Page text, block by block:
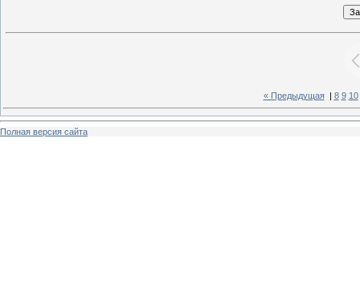
« Предыдущая| 8 9 10
Полная версия сайта